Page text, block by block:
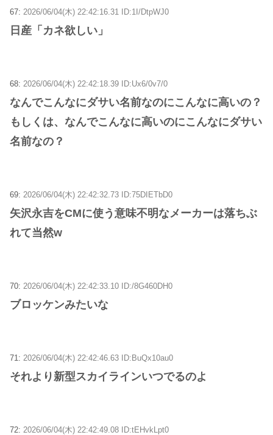
67: 2026/06/04(木) 22:42:16.31 ID:1I/DtpWJ0
日産「カネ欲しい」
68: 2026/06/04(木) 22:42:18.39 ID:Ux6/0v7/0
なんでこんなにダサい名前なのにこんなに高いの？
もしくは、なんでこんなに高いのにこんなにダサい
名前なの？
69: 2026/06/04(木) 22:42:32.73 ID:75DIETbD0
矢沢永吉をCMに使う意味不明なメーカーは落ちぶ
れて当然w
70: 2026/06/04(木) 22:42:33.10 ID:/8G460DH0
ブロッケンみたいな
71: 2026/06/04(木) 22:42:46.63 ID:BuQx10au0
それより新型スカイラインいつでるのよ
72: 2026/06/04(木) 22:42:49.08 ID:tEHvkLpt0